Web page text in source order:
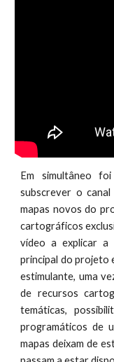
Em simultâneo
subscrever o
mapas novos do
cartográficos
vídeo a explicar a
principal do projeto
estimulante, uma
de recursos
temáticas,
programáticos de
mapas deixam de